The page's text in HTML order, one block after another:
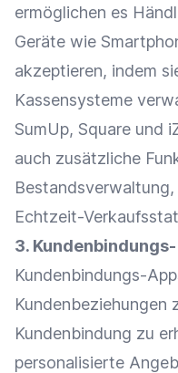
ermöglichen es
Geräte wie
akzeptieren, indem
Kassensysteme
SumUp, Square und
auch zusätzliche
Bestandsverwaltung,
Echtzeit-
3.
Kundenbindungs-
Kundenbeziehungen
Kundenbindung zu
personalisierte